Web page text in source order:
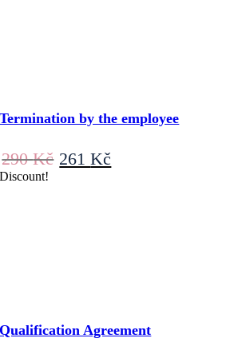
Termination by the employee
290Kč Original
price
261Kč
price
Discount!
Qualification Agreement